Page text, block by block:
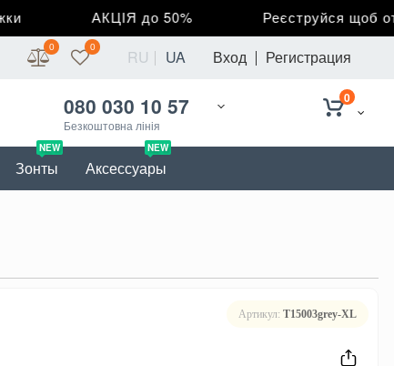
АКЦІЯ до 50% Реєструйся щоб
Вход Регистрация
0 0 RU UA
080 030 10 57
Безкоштовна лінія
0
NEW
Зонты
NEW
Аксессуары
Артикул: T15003grey-XL